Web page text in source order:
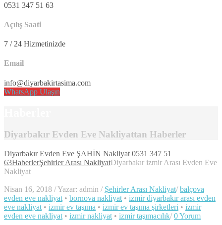
0531 347 51 63
Açılış Saati
7 / 24 Hizmetinizde
Email
info@diyarbakirtasima.com
WhatsApp Ulaşın
Diyarbakır Evden Eve Nakliyattan Haberler
Diyarbakır Evden Eve ŞAHİN Nakliyat 0531 347 51
63HaberlerŞehirler Arası NakliyatDiyarbakır izmir Arası Evden Eve
Nakliyat
Nisan 16, 2018 /Yazar: admin / Şehirler Arası Nakliyat/ balçova
evden eve nakliyat • bornova nakliyat • izmir diyarbakır arası evden
eve nakliyat • izmir ev taşıma • izmir ev taşıma şirketleri • izmir
evden eve nakliyat • izmir nakliyat • izmir taşımacılık/ 0 Yorum